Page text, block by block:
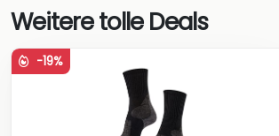
Weitere tolle Deals
-19%